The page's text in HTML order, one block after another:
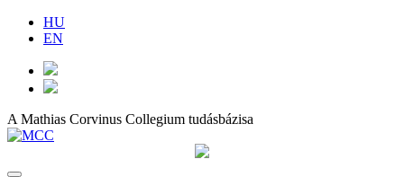
HU
EN
A Mathias Corvinus Collegium tudásbázisa